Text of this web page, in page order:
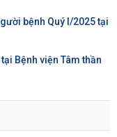
bệnh Quý I/2025 tại
Bệnh viện Tâm thần